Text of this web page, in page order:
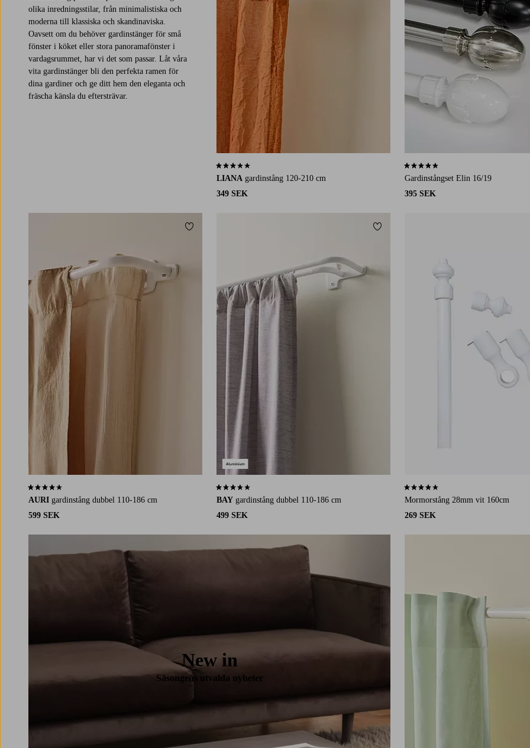
olika inredningsstilar, från minimalistiska och
moderna till klassiska och skandinaviska.
Oavsett om du behöver gardinstänger för små
fönster i köket eller stora panoramafönster i
vardagsrummet, har vi det som passar. Låt våra
vita gardinstänger bli den perfekta ramen för
dina gardiner och ge ditt hem den eleganta och
fräscha känsla du eftersträvar.
LIANA gardinstång 120-210 cm
349 SEK
3,2 baserat på 82 st betyg
Gardinstångset Elin 16/19
395 SEK
4,7 baserat på 53 st betyg
AURI gardinstång dubbel 110-186 cm
599 SEK
4,1 baserat på 22 st betyg
Lägg till i favoriter
BAY gardinstång dubbel 110-186 cm
499 SEK
3,3 baserat på 19 st betyg
Lägg till i favoriter
Mormorstång 28mm vit 160cm
269 SEK
4,2 baserat på 10 st betyg
New in
Säsongens utvalda nyheter